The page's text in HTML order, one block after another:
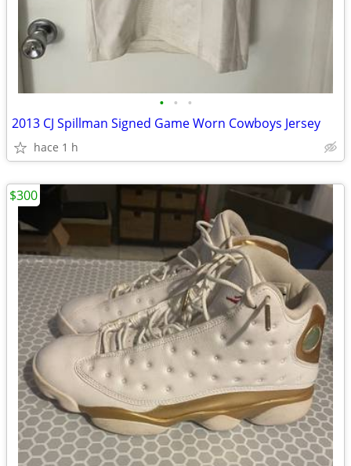
• • •
2013 CJ Spillman Signed Game Worn Cowboys Jersey
hace 1 h
$300